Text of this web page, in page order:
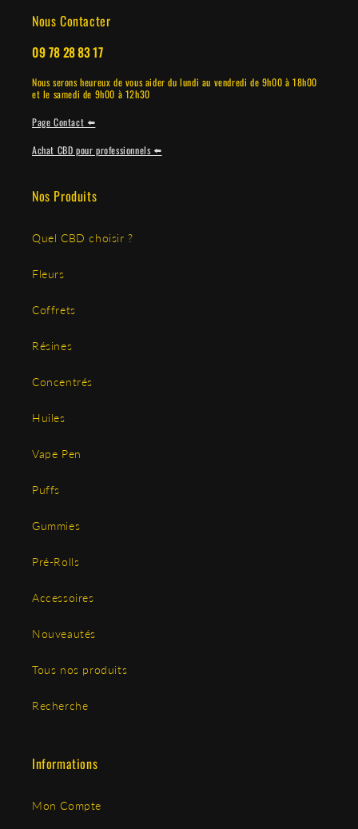
Nous Contacter
09 78 28 83 17
Nous serons heureux de vous aider du lundi au vendredi de 9h00 à 18h00
et le samedi de 9h00 à 12h30
Page Contact ⬅️
Achat CBD pour professionnels ⬅️
Nos Produits
Quel CBD choisir ?
Fleurs
Coffrets
Résines
Concentrés
Huiles
Vape Pen
Puffs
Gummies
Pré-Rolls
Accessoires
Nouveautés
Tous nos produits
Recherche
Informations
Mon Compte